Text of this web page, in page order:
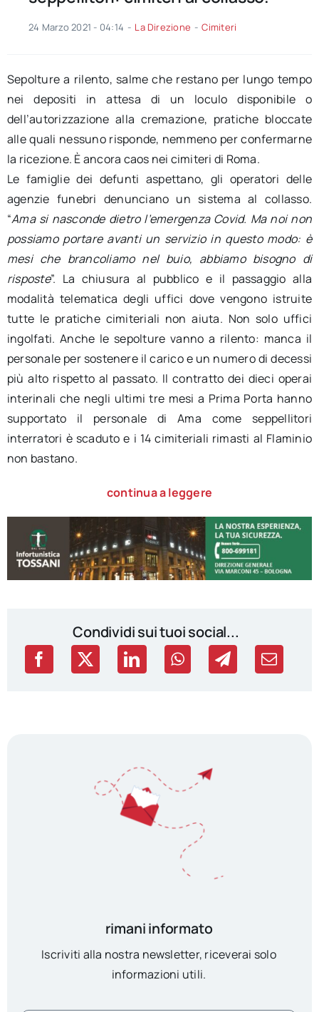
24 Marzo 2021 - 04:14 - La Direzione - Cimiteri
Sepolture a rilento, salme che restano per lungo tempo
nei depositi in attesa di un loculo disponibile o
dell’autorizzazione alla cremazione, pratiche bloccate
alle quali nessuno risponde, nemmeno per confermarne
la ricezione. È ancora caos nei cimiteri di Roma.
Le famiglie dei defunti aspettano, gli operatori delle
agenzie funebri denunciano un sistema al collasso.
“Ama si nasconde dietro l’emergenza Covid. Ma noi non
possiamo portare avanti un servizio in questo modo: è
mesi che brancoliamo nel buio, abbiamo bisogno di
risposte”. La chiusura al pubblico e il passaggio alla
modalità telematica degli uffici dove vengono istruite
tutte le pratiche cimiteriali non aiuta. Non solo uffici
ingolfati. Anche le sepolture vanno a rilento: manca il
personale per sostenere il carico e un numero di decessi
più alto rispetto al passato. Il contratto dei dieci operai
interinali che negli ultimi tre mesi a Prima Porta hanno
supportato il personale di Ama come seppellitori
interratori è scaduto e i 14 cimiteriali rimasti al Flaminio
non bastano.
continua a leggere
Condividi sui tuoi social...
rimani informato
Iscriviti alla nostra newsletter, riceverai solo
informazioni utili.